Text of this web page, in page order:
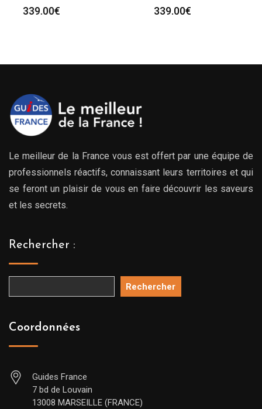
339.00€ 339.00€
Le meilleur de la France vous est offert par une équipe de
professionnels réactifs, connaissant leurs territoires et qui
se feront un plaisir de vous en faire découvrir les saveurs
et les secrets.
Rechercher :
Rechercher
Coordonnées
Guides France
7 bd de Louvain
13008 MARSEILLE (FRANCE)